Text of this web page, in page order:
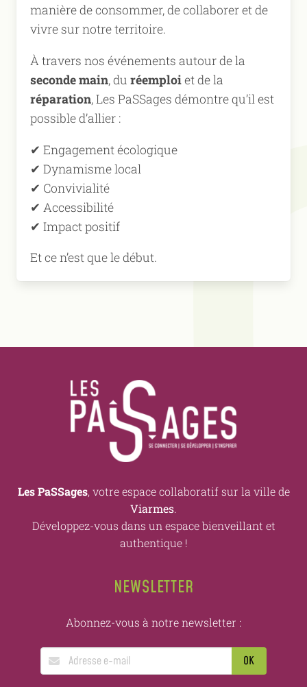
manière de consommer, de collaborer et de
vivre sur notre territoire.
À travers nos événements autour de la
seconde main, du réemploiet de la
réparation, Les PaSSages démontre qu’il est
possible d’allier :
✔ Engagement écologique
✔ Dynamisme local
✔ Convivialité
✔ Accessibilité
✔ Impact positif
Et ce n’est que le début.
Les PaSSages, votre espace collaboratif sur la ville de
Viarmes.
Développez-vous dans un espace bienveillant et
authentique !
NEWSLETTER
Abonnez-vous à notre newsletter :